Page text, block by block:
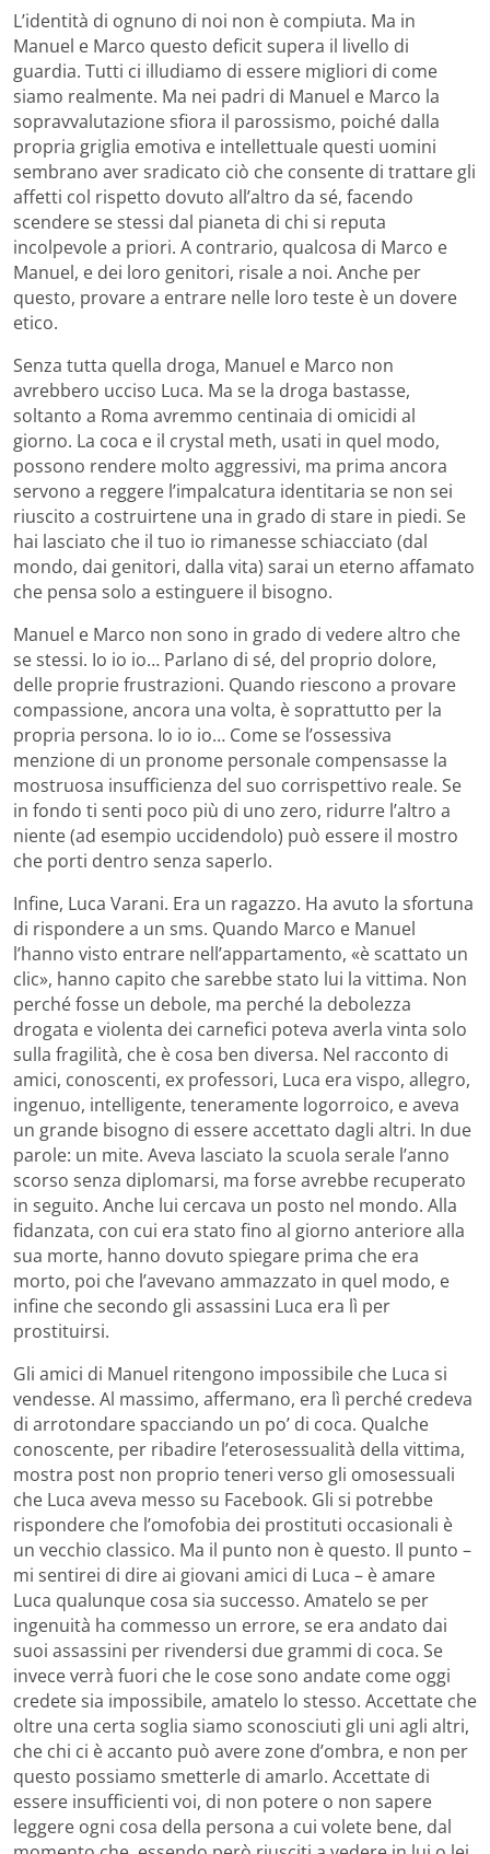
L’identità di ognuno di noi non è compiuta. Ma in
Manuel e Marco questo deficit supera il livello di
guardia. Tutti ci illudiamo di essere migliori di come
siamo realmente. Ma nei padri di Manuel e Marco la
sopravvalutazione sfiora il parossismo, poiché dalla
propria griglia emotiva e intellettuale questi uomini
sembrano aver sradicato ciò che consente di trattare gli
affetti col rispetto dovuto all’altro da sé, facendo
scendere se stessi dal pianeta di chi si reputa
incolpevole a priori. A contrario, qualcosa di Marco e
Manuel, e dei loro genitori, risale a noi. Anche per
questo, provare a entrare nelle loro teste è un dovere
etico.
Senza tutta quella droga, Manuel e Marco non
avrebbero ucciso Luca. Ma se la droga bastasse,
soltanto a Roma avremmo centinaia di omicidi al
giorno. La coca e il crystal meth, usati in quel modo,
possono rendere molto aggressivi, ma prima ancora
servono a reggere l’impalcatura identitaria se non sei
riuscito a costruirtene una in grado di stare in piedi. Se
hai lasciato che il tuo io rimanesse schiacciato (dal
mondo, dai genitori, dalla vita) sarai un eterno affamato
che pensa solo a estinguere il bisogno.
Manuel e Marco non sono in grado di vedere altro che
se stessi. Io io io… Parlano di sé, del proprio dolore,
delle proprie frustrazioni. Quando riescono a provare
compassione, ancora una volta, è soprattutto per la
propria persona. Io io io… Come se l’ossessiva
menzione di un pronome personale compensasse la
mostruosa insufficienza del suo corrispettivo reale. Se
in fondo ti senti poco più di uno zero, ridurre l’altro a
niente (ad esempio uccidendolo) può essere il mostro
che porti dentro senza saperlo.
Infine, Luca Varani. Era un ragazzo. Ha avuto la sfortuna
di rispondere a un sms. Quando Marco e Manuel
l’hanno visto entrare nell’appartamento, «è scattato un
clic», hanno capito che sarebbe stato lui la vittima. Non
perché fosse un debole, ma perché la debolezza
drogata e violenta dei carnefici poteva averla vinta solo
sulla fragilità, che è cosa ben diversa. Nel racconto di
amici, conoscenti, ex professori, Luca era vispo, allegro,
ingenuo, intelligente, teneramente logorroico, e aveva
un grande bisogno di essere accettato dagli altri. In due
parole: un mite. Aveva lasciato la scuola serale l’anno
scorso senza diplomarsi, ma forse avrebbe recuperato
in seguito. Anche lui cercava un posto nel mondo. Alla
fidanzata, con cui era stato fino al giorno anteriore alla
sua morte, hanno dovuto spiegare prima che era
morto, poi che l’avevano ammazzato in quel modo, e
infine che secondo gli assassini Luca era lì per
prostituirsi.
Gli amici di Manuel ritengono impossibile che Luca si
vendesse. Al massimo, affermano, era lì perché credeva
di arrotondare spacciando un po’ di coca. Qualche
conoscente, per ribadire l’eterosessualità della vittima,
mostra post non proprio teneri verso gli omosessuali
che Luca aveva messo su Facebook. Gli si potrebbe
rispondere che l’omofobia dei prostituti occasionali è
un vecchio classico. Ma il punto non è questo. Il punto –
mi sentirei di dire ai giovani amici di Luca – è amare
Luca qualunque cosa sia successo. Amatelo se per
ingenuità ha commesso un errore, se era andato dai
suoi assassini per rivendersi due grammi di coca. Se
invece verrà fuori che le cose sono andate come oggi
credete sia impossibile, amatelo lo stesso. Accettate che
oltre una certa soglia siamo sconosciuti gli uni agli altri,
che chi ci è accanto può avere zone d’ombra, e non per
questo possiamo smetterle di amarlo. Accettate di
essere insufficienti voi, di non potere o non sapere
leggere ogni cosa della persona a cui volete bene, dal